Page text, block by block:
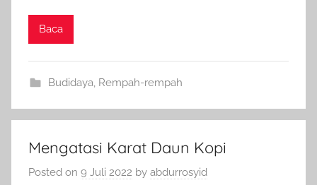
Baca
Budidaya Rempah-rempah
Mengatasi Karat Daun Kopi
Posted on 9 Juli 2022 by abdurrosyid